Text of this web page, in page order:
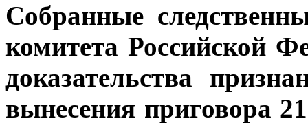
Собранные
комитета Российской
доказательства
вынесения приговора